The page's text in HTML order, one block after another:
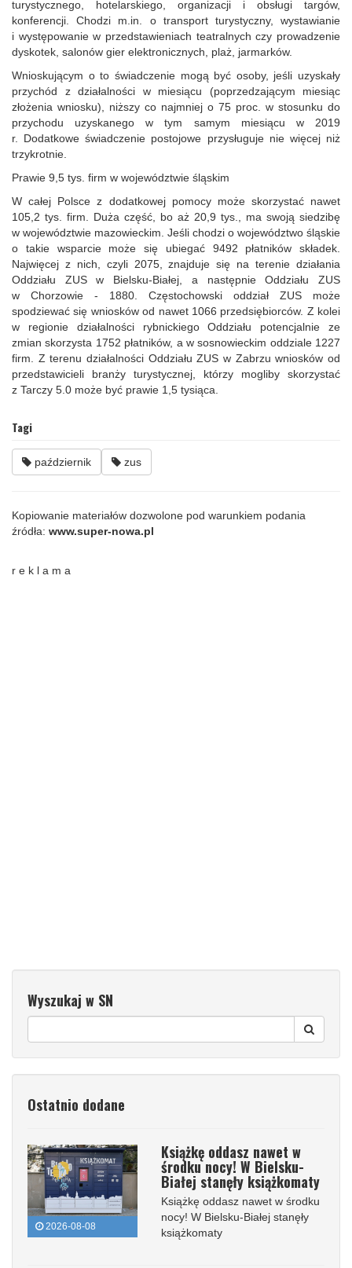
turystycznego, hotelarskiego, organizacji i obsługi targów,
konferencji. Chodzi m.in. o transport turystyczny, wystawianie
i występowanie w przedstawieniach teatralnych czy prowadzenie
dyskotek, salonów gier elektronicznych, plaż, jarmarków.
Wnioskującym o to świadczenie mogą być osoby, jeśli uzyskały
przychód z działalności w miesiącu (poprzedzającym miesiąc
złożenia wniosku), niższy co najmniej o 75 proc. w stosunku do
przychodu uzyskanego w tym samym miesiącu w 2019
r. Dodatkowe świadczenie postojowe przysługuje nie więcej niż
trzykrotnie.
Prawie 9,5 tys. firm w województwie śląskim
W całej Polsce z dodatkowej pomocy może skorzystać nawet
105,2 tys. firm. Duża część, bo aż 20,9 tys., ma swoją siedzibę
w województwie mazowieckim. Jeśli chodzi o województwo śląskie
o takie wsparcie może się ubiegać 9492 płatników składek.
Najwięcej z nich, czyli 2075, znajduje się na terenie działania
Oddziału ZUS w Bielsku-Białej, a następnie Oddziału ZUS
w Chorzowie - 1880. Częstochowski oddział ZUS może
spodziewać się wniosków od nawet 1066 przedsiębiorców. Z kolei
w regionie działalności rybnickiego Oddziału potencjalnie ze
zmian skorzysta 1752 płatników, a w sosnowieckim oddziale 1227
firm. Z terenu działalności Oddziału ZUS w Zabrzu wniosków od
przedstawicieli branży turystycznej, którzy mogliby skorzystać
z Tarczy 5.0 może być prawie 1,5 tysiąca.
Tagi
październik zus
Kopiowanie materiałów dozwolone pod warunkiem podania
źródła: www.super-nowa.pl
r e k l a m a
Wyszukaj w SN
Ostatnio dodane
2026-08-08
Książkę oddasz nawet w
środku nocy! W Bielsku-
Białej stanęły książkomaty
Książkę oddasz nawet w środku
nocy! W Bielsku-Białej stanęły
książkomaty